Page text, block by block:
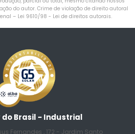
do autor. Crime de violação de direito autoral
– Lei 9610/98 - Lei de direitos autorais.
Brasil - Industrial
Fernandes , 172 - Jardim Santo